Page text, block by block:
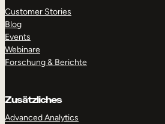
Customer Stories
Blog
Events
Webinare
Forschung & Berichte
Zusätzliches
Advanced Analytics